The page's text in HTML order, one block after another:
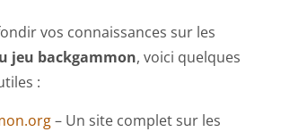
vos connaissances sur les
jeu backgammon, voici quelques
:
– Un site complet sur les